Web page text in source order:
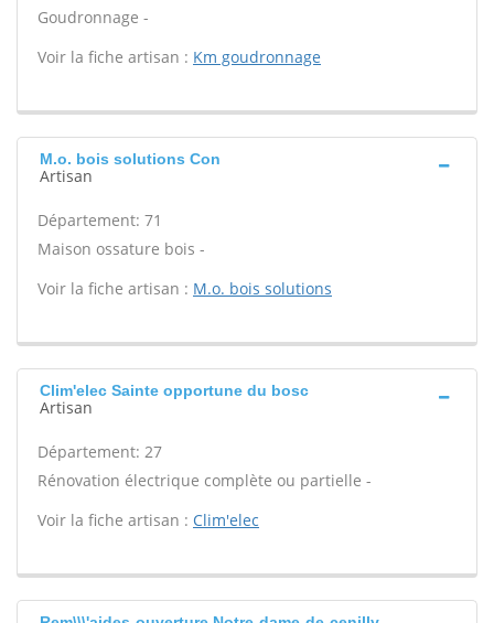
Goudronnage -
Voir la fiche artisan : Km goudronnage
M.o. bois solutions Con
Artisan
Département: 71
Maison ossature bois -
Voir la fiche artisan : M.o. bois solutions
Clim'elec Sainte opportune du bosc
Artisan
Département: 27
Rénovation électrique complète ou partielle -
Voir la fiche artisan : Clim'elec